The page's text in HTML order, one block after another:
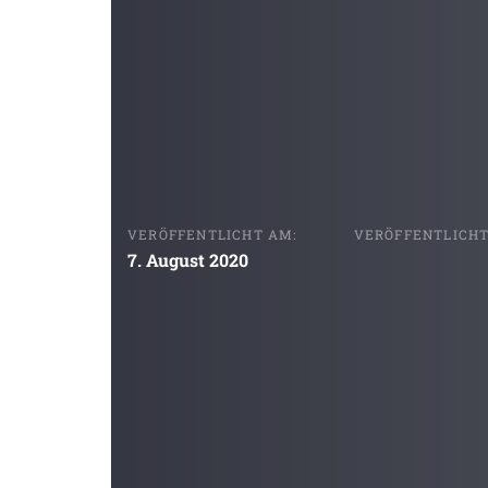
VERÖFFENTLICHT AM:
7. August 2020